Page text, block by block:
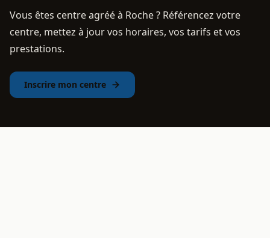
Vous êtes centre agréé à Roche ? Référencez votre
centre, mettez à jour vos horaires, vos tarifs et vos
prestations.
Inscrire mon centre